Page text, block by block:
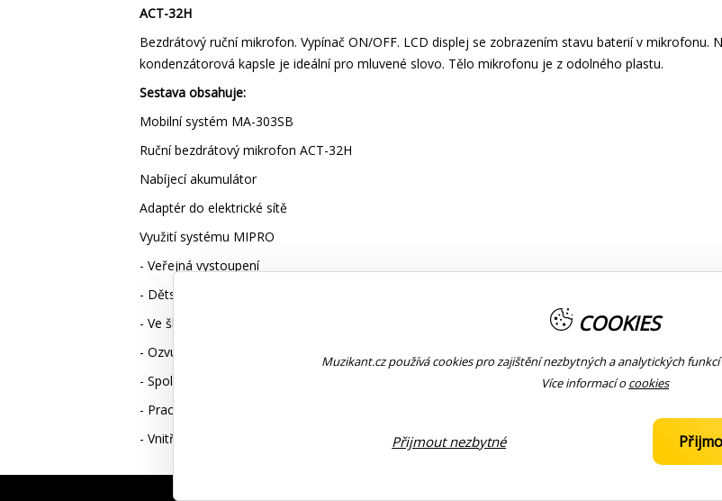
ACT-32H
Bezdrátový ruční mikrofon. Vypínač ON/OFF. LCD displej se zobrazením stavu baterií v mikrofonu.
kondenzátorová kapsle je ideální pro mluvené slovo. Tělo mikrofonu je z odolného plastu.
Sestava obsahuje:
Mobilní systém MA-303SB
Ruční bezdrátový mikrofon ACT-32H
Nabíjecí akumulátor
Adaptér do elektrické sítě
Využití systému MIPRO
- Veřejná vystoupení
- Dětské dny
- Ve školství
- Ozvučení schůzí
- Společenské akce
- Pracovní akce
- Vnitřní i venkovní aplikace
COOKIES
Muzikant.cz používá cookies pro zajištění nezbytných a analytických
Více informací ocookies
Přijmout nezbytné